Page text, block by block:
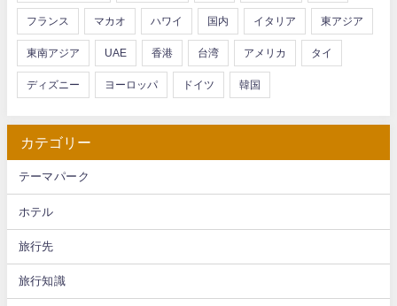
フランス マカオ ハワイ 国内 イタリア 東アジア
東南アジア UAE 香港 台湾 アメリカ タイ
ディズニー ヨーロッパ ドイツ 韓国
カテゴリー
テーマパーク
ホテル
旅行先
旅行知識